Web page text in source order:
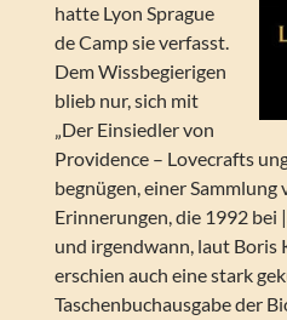
hatte Lyon Sprague
de Camp sie verfasst.
Dem Wissbegierigen
blieb nur, sich mit
„Der Einsiedler von
Providence – Lovecrafts
begnügen, einer Sammlung
Erinnerungen, die 1992 bei
und irgendwann, laut Boris
erschien auch eine stark
Taschenbuchausgabe der